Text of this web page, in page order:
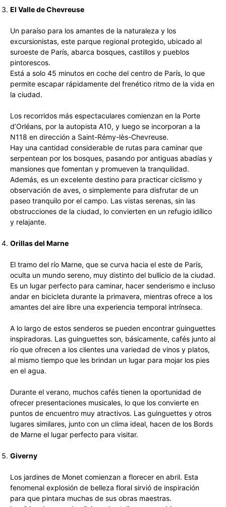
El Valle de Chevreuse
Un paraíso para los amantes de la naturaleza y los
excursionistas, este parque regional protegido, ubicado al
suroeste de París, abarca bosques, castillos y pueblos
pintorescos.
Está a solo 45 minutos en coche del centro de París, lo que
permite escapar rápidamente del frenético ritmo de la vida en
la ciudad.
Los recorridos más espectaculares comienzan en la Porte
d’Orléans, por la autopista A10, y luego se incorporan a la
N118 en dirección a Saint-Rémy-lès-Chevreuse.
Hay una cantidad considerable de rutas para caminar que
serpentean por los bosques, pasando por antiguas abadías y
mansiones que fomentan y promueven la tranquilidad.
Además, es un excelente destino para practicar ciclismo y
observación de aves, o simplemente para disfrutar de un
paseo tranquilo por el campo. Las vistas serenas, sin las
obstrucciones de la ciudad, lo convierten en un refugio idílico
y relajante.
Orillas del Marne
El tramo del río Marne, que se curva hacia el este de París,
oculta un mundo sereno, muy distinto del bullicio de la ciudad.
Es un lugar perfecto para caminar, hacer senderismo e incluso
andar en bicicleta durante la primavera, mientras ofrece a los
amantes del aire libre una experiencia temporal intrínseca.
A lo largo de estos senderos se pueden encontrar guinguettes
inspiradoras. Las guinguettes son, básicamente, cafés junto al
río que ofrecen a los clientes una variedad de vinos y platos,
al mismo tiempo que les brindan un lugar para mojar los pies
en el agua.
Durante el verano, muchos cafés tienen la oportunidad de
ofrecer presentaciones musicales, lo que los convierte en
puntos de encuentro muy atractivos. Las guinguettes y otros
lugares similares, junto con un clima ideal, hacen de los Bords
de Marne el lugar perfecto para visitar.
Giverny
Los jardines de Monet comienzan a florecer en abril. Esta
fenomenal explosión de belleza floral sirvió de inspiración
para que pintara muchas de sus obras maestras.